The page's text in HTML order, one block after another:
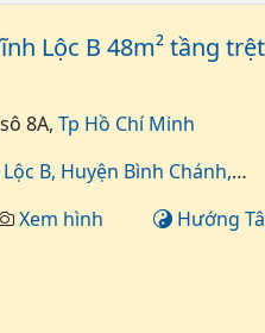
Lộc B 48m² tầng
8A, Tp Hồ Chí Minh
B, Huyện Bình Chánh, Tp
Xem hình Hướng